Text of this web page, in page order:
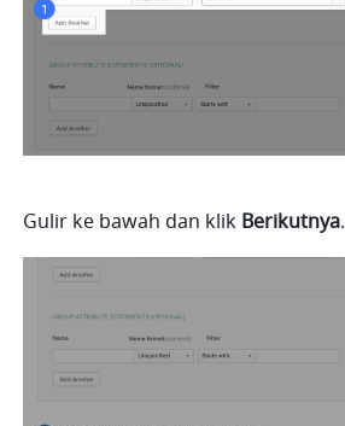
Gulir ke bawah dan klik Berikutnya.